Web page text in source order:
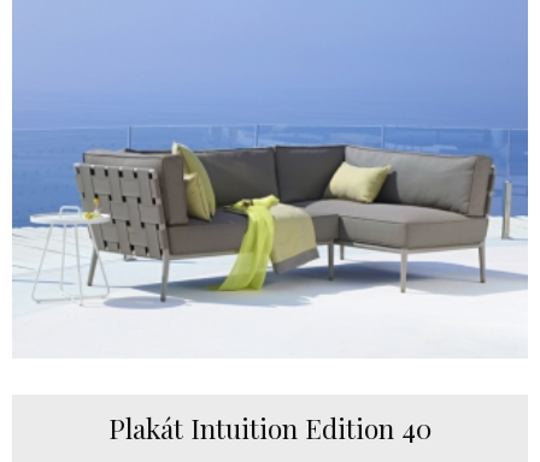
Plakát Intuition Edition 40